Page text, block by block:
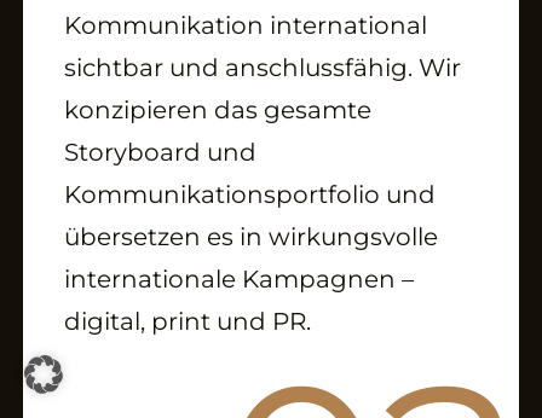
Kommunikation international
sichtbar und anschlussfähig. Wir
konzipieren das gesamte
Storyboard und
Kommunikationsportfolio und
übersetzen es in wirkungsvolle
internationale Kampagnen –
digital, print und PR.
Kontakt
Newsletter
Storyboard
Press Newsroom